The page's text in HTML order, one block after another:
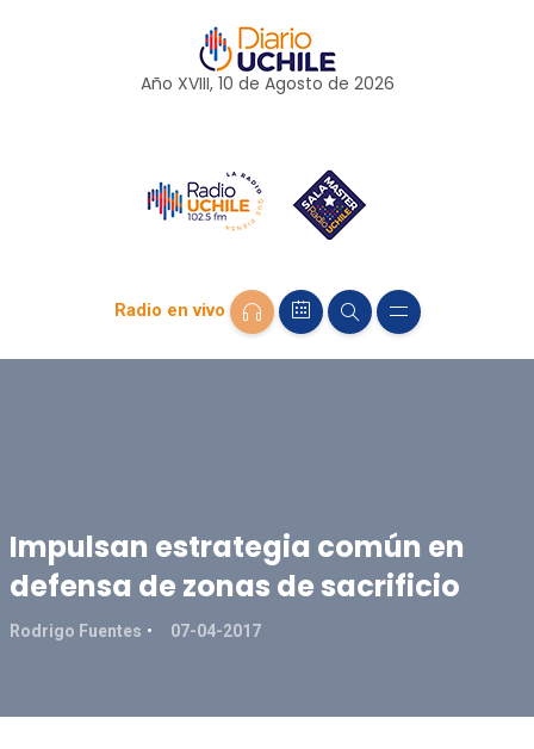
Año XVIII, 10 de Agosto de 2026
Radio en vivo
Impulsan estrategia común en
defensa de zonas de sacrificio
Rodrigo Fuentes 07-04-2017